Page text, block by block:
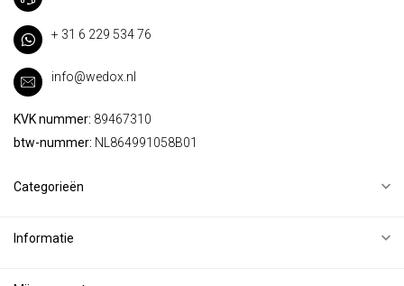
+ 31 6 229 534 76
info@wedox.nl
KVK nummer: 89467310
btw-nummer: NL864991058B01
Categorieën
Informatie